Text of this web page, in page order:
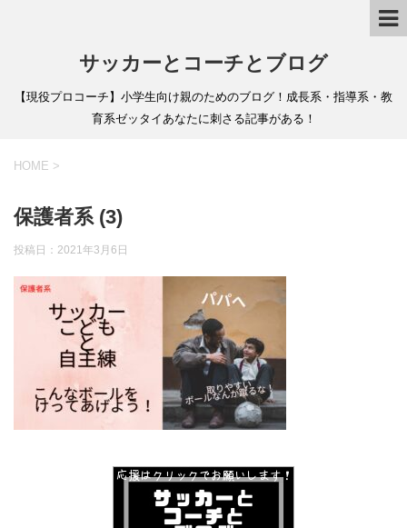
サッカーとコーチとブログ
【現役プロコーチ】小学生向け親のためのブログ！成長系・指導系・教
育系ゼッタイあなたに刺さる記事がある！
HOME >
保護者系 (3)
投稿日： 2021年3月6日